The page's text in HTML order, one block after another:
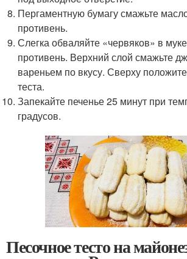
Пергаментную бумагу смажьте
противень.
Слегка обваляйте «червяков» в
противень. Верхний слой смажьте
вареньем по вкусу. Сверху
теста.
Запекайте печенье 25 минут при
градусов.
Песочное тесто на